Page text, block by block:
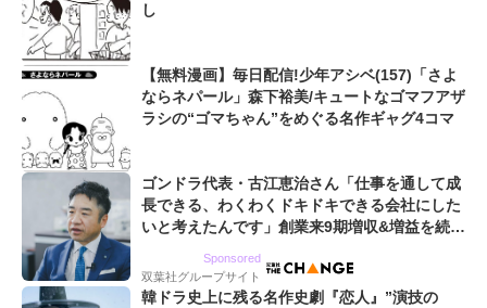
し
【無料漫画】毎日配信!少年アシベ(157)「さよ
ならネパール」森下裕美/キュートなゴマフアザ
ラシの“ゴマちゃん”をめぐる名作ギャグ4コマ
ゴンドラ代表・古江恵治さん「仕事を通して成
長できる、わくわくドキドキできる会社にした
いと考えたんです」創業来9期増収&増益を続け
Sponsored
双葉社グループサイト
韓ドラ史上に残る名作史劇『恋人』”演技の